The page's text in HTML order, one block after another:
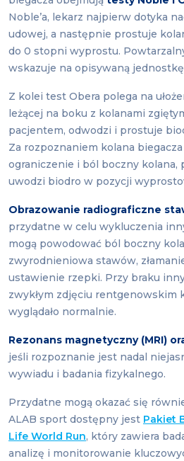
Noble’a, lekarz najpierw dotyka
udowej, a następnie prostuje
do 0 stopni wyprostu.
wskazuje na opisywaną
Z kolei test Obera polega na
leżącej na boku z kolanami
pacjentem, odwodzi i prostuje
Za rozpoznaniem kolana
ograniczenie i ból boczny kolana,
uwodzi biodro w pozycji
Obrazowanie radiograficzne
przydatne w celu wykluczenia
mogą powodować ból boczny
zwyrodnieniowa stawów,
ustawienie rzepki. Przy braku
zwykłym zdjęciu rentgenowskim
wyglądało normalnie.
Rezonans magnetyczny (MRI)
jeśli rozpoznanie jest nadal
wywiadu i badania fizykalnego.
Przydatne mogą okazać się
ALAB sport dostępny jest Pakiet
Life World Run, który zawiera
analizę i monitorowanie